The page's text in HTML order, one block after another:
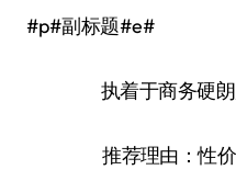
#p#副标题#e#
执着于商务硬
推荐理由：性